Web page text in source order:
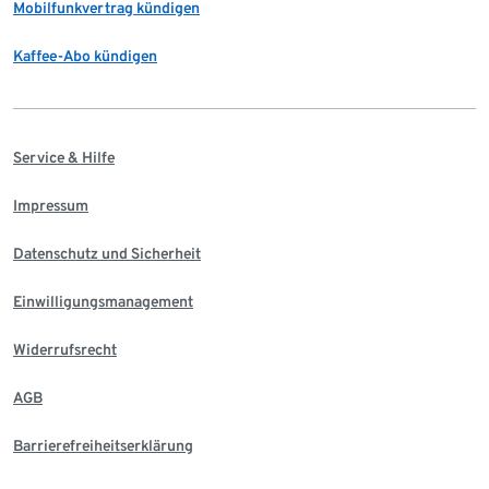
Mobilfunkvertrag kündigen
Kaffee-Abo kündigen
Service & Hilfe
Impressum
Datenschutz und Sicherheit
Einwilligungsmanagement
Widerrufsrecht
AGB
Barrierefreiheitserklärung